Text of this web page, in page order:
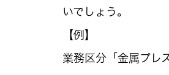
いでしょう。
【例】
業務区分「金属プレ